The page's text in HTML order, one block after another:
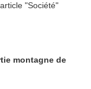
montagne de